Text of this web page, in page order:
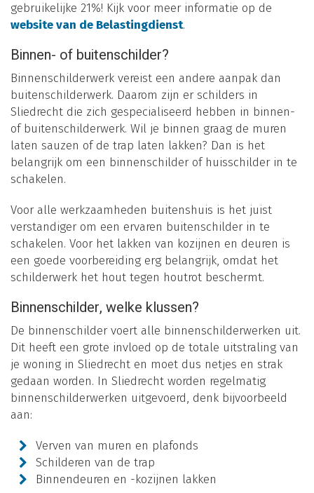
gebruikelijke 21%! Kijk voor meer informatie op de
website van de Belastingdienst.
Binnen- of buitenschilder?
Binnenschilderwerk vereist een andere aanpak dan
buitenschilderwerk. Daarom zijn er schilders in
Sliedrecht die zich gespecialiseerd hebben in binnen-
of buitenschilderwerk. Wil je binnen graag de muren
laten sauzen of de trap laten lakken? Dan is het
belangrijk om een binnenschilder of huisschilder in te
schakelen.
Voor alle werkzaamheden buitenshuis is het juist
verstandiger om een ervaren buitenschilder in te
schakelen. Voor het lakken van kozijnen en deuren is
een goede voorbereiding erg belangrijk, omdat het
schilderwerk het hout tegen houtrot beschermt.
Binnenschilder, welke klussen?
De binnenschilder voert alle binnenschilderwerken uit.
Dit heeft een grote invloed op de totale uitstraling van
je woning in Sliedrecht en moet dus netjes en strak
gedaan worden. In Sliedrecht worden regelmatig
binnenschilderwerken uitgevoerd, denk bijvoorbeeld
aan:
Verven van muren en plafonds
Schilderen van de trap
Binnendeuren en -kozijnen lakken